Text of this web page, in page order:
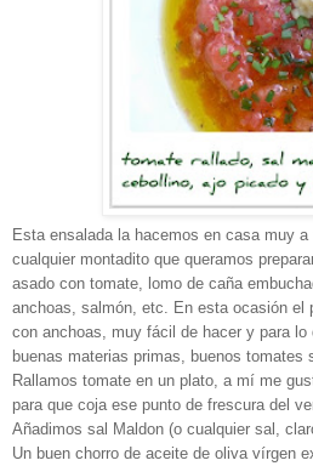
Esta ensalada la hacemos en casa muy
cualquier montadito que queramos
asado con tomate, lomo de caña
anchoas, salmón, etc. En esta ocasión el
con anchoas, muy fácil de hacer y para
buenas materias primas, buenos tomates
Rallamos tomate en un plato, a mí me
para que coja ese punto de frescura del
Añadimos sal Maldon (o cualquier sal,
Un buen chorro de aceite de oliva vírgen